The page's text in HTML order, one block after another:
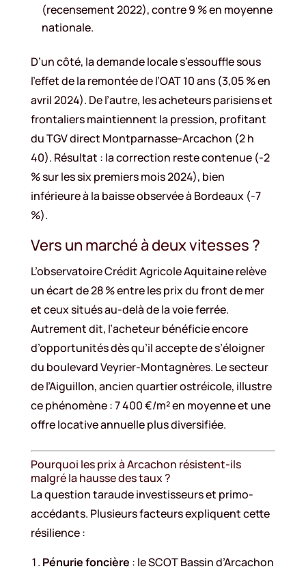
(recensement 2022), contre 9 % en moyenne
nationale.
D’un côté, la demande locale s’essouffle sous
l’effet de la remontée de l’OAT 10 ans (3,05 % en
avril 2024). De l’autre, les acheteurs parisiens et
frontaliers maintiennent la pression, profitant
du TGV direct Montparnasse-Arcachon (2 h
40). Résultat : la correction reste contenue (-2
% sur les six premiers mois 2024), bien
inférieure à la baisse observée à Bordeaux (-7
%).
Vers un marché à deux vitesses ?
L’observatoire Crédit Agricole Aquitaine relève
un écart de 28 % entre les prix du front de mer
et ceux situés au-delà de la voie ferrée.
Autrement dit, l’acheteur bénéficie encore
d’opportunités dès qu’il accepte de s’éloigner
du boulevard Veyrier-Montagnères. Le secteur
de l’Aiguillon, ancien quartier ostréicole, illustre
ce phénomène : 7 400 €/m² en moyenne et une
offre locative annuelle plus diversifiée.
Pourquoi les prix à Arcachon résistent-ils
malgré la hausse des taux ?
La question taraude investisseurs et primo-
accédants. Plusieurs facteurs expliquent cette
résilience :
Pénurie foncière : le SCOT Bassin d’Arcachon